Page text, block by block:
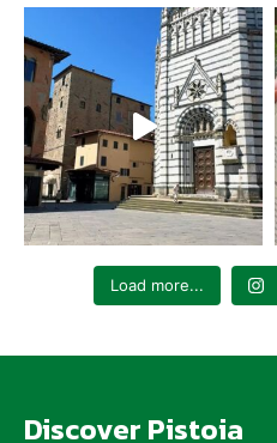
Load more...
Discover Pistoia